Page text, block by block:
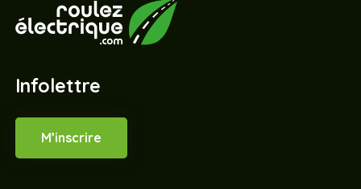
Infolettre
M’inscrire